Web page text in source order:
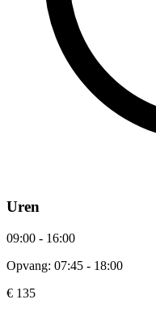
Uren
09:00 - 16:00
Opvang: 07:45 - 18:00
€ 135